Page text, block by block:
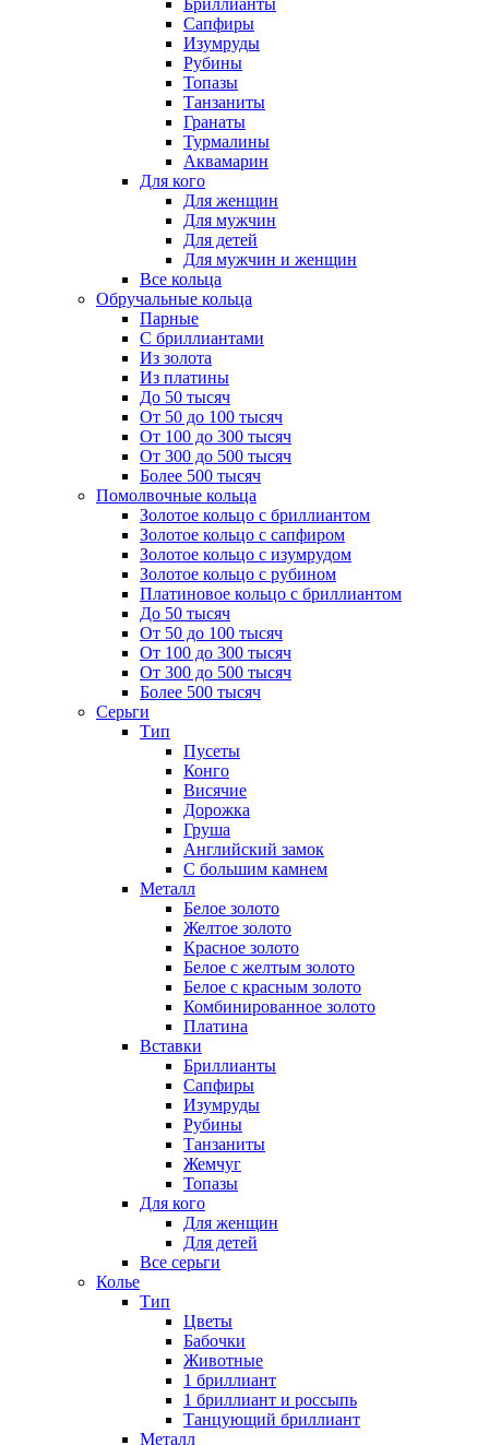
Бриллианты
Сапфиры
Изумруды
Рубины
Топазы
Танзаниты
Гранаты
Турмалины
Аквамарин
Для кого
Для женщин
Для мужчин
Для детей
Для мужчин и женщин
Все кольца
Обручальные кольца
Парные
С бриллиантами
Из золота
Из платины
До 50 тысяч
От 50 до 100 тысяч
От 100 до 300 тысяч
От 300 до 500 тысяч
Более 500 тысяч
Помолвочные кольца
Золотое кольцо с бриллиантом
Золотое кольцо с сапфиром
Золотое кольцо с изумрудом
Золотое кольцо с рубином
Платиновое кольцо с бриллиантом
До 50 тысяч
От 50 до 100 тысяч
От 100 до 300 тысяч
От 300 до 500 тысяч
Более 500 тысяч
Серьги
Тип
Пусеты
Конго
Висячие
Дорожка
Груша
Английский замок
С большим камнем
Металл
Белое золото
Желтое золото
Красное золото
Белое с желтым золото
Белое с красным золото
Комбинированное золото
Платина
Вставки
Бриллианты
Сапфиры
Изумруды
Рубины
Танзаниты
Жемчуг
Топазы
Для кого
Для женщин
Для детей
Все серьги
Колье
Тип
Цветы
Бабочки
Животные
1 бриллиант
1 бриллиант и россыпь
Танцующий бриллиант
Металл